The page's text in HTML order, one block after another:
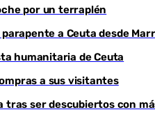
por un terraplén
a Ceuta desde
humanitaria de Ceuta
a sus visitantes
tras ser descubiertos con